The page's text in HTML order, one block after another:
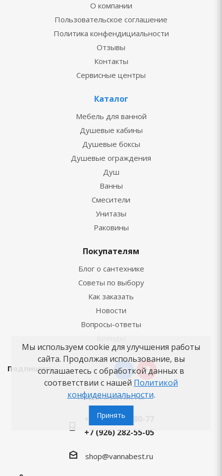
О компании
Пользовательское соглашение
Политика конфендициальности
Отзывы
Контакты
Сервисные центры
Каталог
Мебель для ванной
Душевые кабины
Душевые боксы
Душевые ограждения
Душ
Ванны
Смесители
Унитазы
Раковины
Покупателям
Блог о сантехнике
Советы по выбору
Как заказать
Новости
Вопросы-ответы
Подпишись:
Наши контакты
+7 (495) 125-80-77
+7 (926) 282-55-05
shop@vannabest.ru
Мы используем cookie для улучшения работы
сайта. Продолжая использование, вы
соглашаетесь с обработкой данных в
соответствии с нашей Политикой
конфиденциальности.
Принять